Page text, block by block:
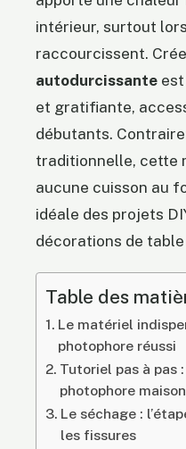
intérieur, surtout
raccourcissent.
autodurcissante
et gratifiante,
débutants.
traditionnelle, cette
aucune cuisson au
idéale des projets
décorations de
Table des
Le matériel
photophore réussi
Tutoriel pas à pas
photophore maison
Le séchage :
les fissures